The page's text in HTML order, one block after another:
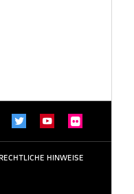
RECHTLICHE HINWEISE